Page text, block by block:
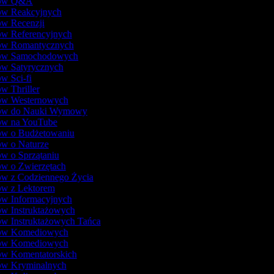
Reakcyjnych
Recenzji
Referencyjnych
Romantycznych
Samochodowych
Satyrycznych
Sci-fi
Thriller
Westernowych
do Nauki Wymowy
na YouTube
o Budżetowaniu
o Naturze
o Sprzątaniu
o Zwierzętach
z Codziennego Życia
z Lektorem
Informacyjnych
Instruktażowych
Instruktażowych Tańca
Komediowych
Komediowych
Komentatorskich
Kryminalnych